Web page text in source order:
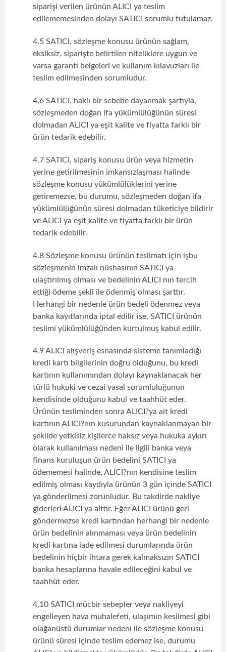
siparişi verilen ürünün ALICI ya teslim
edilememesinden dolayı SATICI sorumlu tutulamaz.
4.5 SATICI, sözleşme konusu ürünün sağlam,
eksiksiz, siparişte belirtilen niteliklere uygun ve
varsa garanti belgeleri ve kullanım kılavuzları ile
teslim edilmesinden sorumludur.
4.6 SATICI, haklı bir sebebe dayanmak şartıyla,
sözleşmeden doğan ifa yükümlülüğünün süresi
dolmadan ALICI ya eşit kalite ve fiyatta farklı bir
ürün tedarik edebilir.
4.7 SATICI, sipariş konusu ürün veya hizmetin
yerine getirilmesinin imkansızlaşması halinde
sözleşme konusu yükümlülüklerini yerine
getiremezse, bu durumu, sözleşmeden doğan ifa
yükümlülüğünün süresi dolmadan tüketiciye bildirir
ve ALICI ya eşit kalite ve fiyatta farklı bir ürün
tedarik edebilir.
4.8 Sözleşme konusu ürünün teslimatı için işbu
sözleşmenin imzalı nüshasının SATICI ya
ulaştırılmış olması ve bedelinin ALICI nın tercih
ettiği ödeme şekli ile ödenmiş olması şarttır.
Herhangi bir nedenle ürün bedeli ödenmez veya
banka kayıtlarında iptal edilir ise, SATICI ürünün
teslimi yükümlülüğünden kurtulmuş kabul edilir.
4.9 ALICI alışveriş esnasında sisteme tanımladığı
kredi kartı bilgilerinin doğru olduğunu, bu kredi
kartının kullanımından dolayı kaynaklanacak her
türlü hukuki ve cezai yasal sorumluluğunun
kendisinde olduğunu kabul ve taahhüt eder.
Ürünün tesliminden sonra ALICI?ya ait kredi
kartının ALICI?nın kusurundan kaynaklanmayan bir
şekilde yetkisiz kişilerce haksız veya hukuka aykırı
olarak kullanılması nedeni ile ilgili banka veya
finans kuruluşun ürün bedelini SATICI ya
ödememesi halinde, ALICI?nın kendisine teslim
edilmiş olması kaydıyla ürünün 3 gün içinde SATICI
ya gönderilmesi zorunludur. Bu takdirde nakliye
giderleri ALICI ya aittir. Eğer ALICI ürünü geri
göndermezse kredi kartından herhangi bir nedenle
ürün bedelinin alınmaması veya ürün bedelinin
kredi kartına iade edilmesi durumlarında ürün
bedelinin hiçbir ihtara gerek kalmaksızın SATICI
banka hesaplarına havale edileceğini kabul ve
taahhüt eder.
4.10 SATICI mücbir sebepler veya nakliyeyi
engelleyen hava muhalefeti, ulaşımın kesilmesi gibi
olağanüstü durumlar nedeni ile sözleşme konusu
ürünü süresi içinde teslim edemez ise, durumu